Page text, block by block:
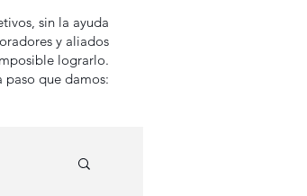
sin la ayuda
y aliados
lograrlo.
paso que damos: